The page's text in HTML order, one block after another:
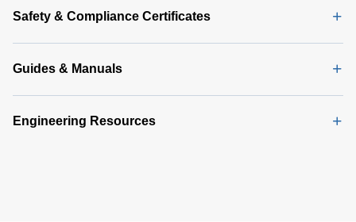
Safety & Compliance Certificates
Guides & Manuals
Engineering Resources